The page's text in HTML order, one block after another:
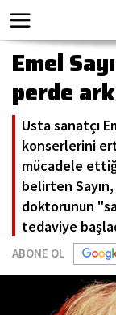
Emel
perde
Usta sanatçı
konserlerini
mücadele
belirten
doktorunun
tedaviye
ABONE OL